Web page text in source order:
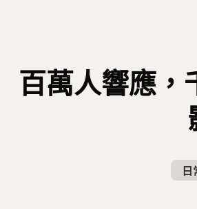
百萬人響應，
日